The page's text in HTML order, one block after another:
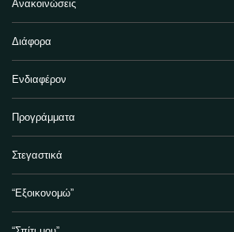
Ανακοινώσεις
Διάφορα
Ενδιαφέρον
Προγράμματα
Στεγαστικά
“Εξοικονομώ”